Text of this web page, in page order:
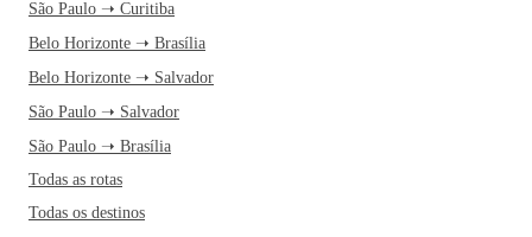
São Paulo ➝ Curitiba
Belo Horizonte ➝ Brasília
Belo Horizonte ➝ Salvador
São Paulo ➝ Salvador
São Paulo ➝ Brasília
Todas as rotas
Todas os destinos